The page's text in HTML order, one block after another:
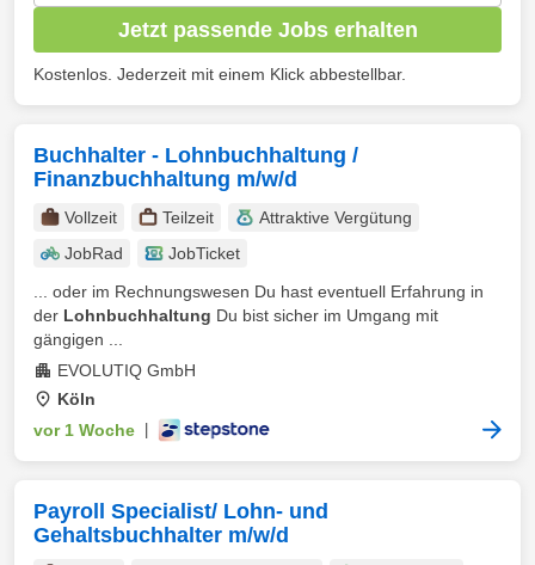
Jetzt passende Jobs erhalten
Kostenlos. Jederzeit mit einem Klick abbestellbar.
Buchhalter - Lohnbuchhaltung /
Finanzbuchhaltung m/w/d
Vollzeit Teilzeit
Attraktive Vergütung
JobRad
JobTicket
... oder im Rechnungswesen Du hast eventuell Erfahrung in
der Lohnbuchhaltung Du bist sicher im Umgang mit
gängigen ...
EVOLUTIQ GmbH
Köln
vor 1 Woche
Payroll Specialist/ Lohn- und
Gehaltsbuchhalter m/w/d